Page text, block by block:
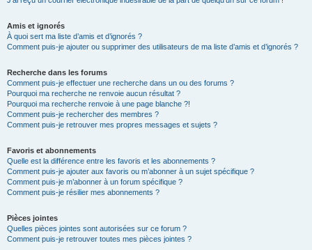
Amis et ignorés
À quoi sert ma liste d’amis et d’ignorés ?
Comment puis-je ajouter ou supprimer des utilisateurs de ma liste d’amis et d’ignorés ?
Recherche dans les forums
Comment puis-je effectuer une recherche dans un ou des forums ?
Pourquoi ma recherche ne renvoie aucun résultat ?
Pourquoi ma recherche renvoie à une page blanche ?!
Comment puis-je rechercher des membres ?
Comment puis-je retrouver mes propres messages et sujets ?
Favoris et abonnements
Quelle est la différence entre les favoris et les abonnements ?
Comment puis-je ajouter aux favoris ou m’abonner à un sujet spécifique ?
Comment puis-je m’abonner à un forum spécifique ?
Comment puis-je résilier mes abonnements ?
Pièces jointes
Quelles pièces jointes sont autorisées sur ce forum ?
Comment puis-je retrouver toutes mes pièces jointes ?